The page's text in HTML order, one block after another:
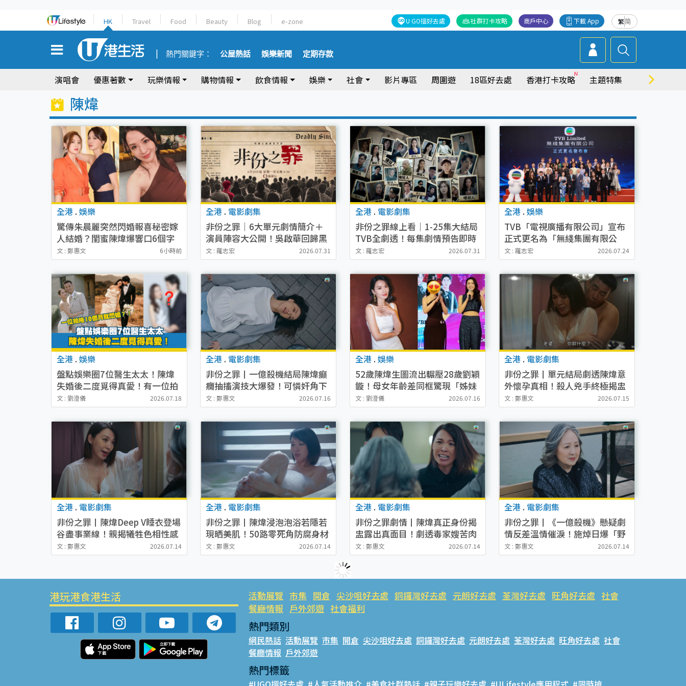
HK Travel Food Beauty Blog e-zone 繁简
下載 App
商戶中心
社群打卡攻略
U GO搵好去處
熱門關鍵字： 公屋熱話 娛樂新聞 定期存款
演唱會 優惠著數 玩樂情報 購物情報 飲食情報 娛樂 社會 影片專區 周圍遊 18區好去處 香港打卡攻略 主題特集 商場情報
陳煒
全港 . 娛樂
驚傳朱晨麗突然閃婚報喜秘密嫁
人結婚？閨蜜陳煒爆響口6個字
疑似洩密
文 : 鄭惠文 6小時前
全港 . 電影劇集
非份之罪｜6大單元劇情簡介＋
演員陣容大公開！吳啟華回歸黑
化演嚴父 陳煒盧宛茵爭產
文 : 羅志宏 2026.07.31
全港 . 電影劇集
非份之罪線上看｜1-25集大結局
TVB全劇透！每集劇情預告即時
更新
文 : 羅志宏 2026.07.31
全港 .娛樂
TVB「電視廣播有限公司」宣布
正式更名為「無綫集團有限公
司」 發布會現場陣容鼎盛
文 : 羅志宏 2026.07.24
全港 . 娛樂
盤點娛樂圈7位醫生太太！陳煒
失婚後二度覓得真愛！有一位拍
拖10個月就閃婚
文 : 劉澄儀 2026.07.18
全港 . 電影劇集
非份之罪丨一億殺機結局陳煒癲
癇抽搐演技大爆發！可憐奸角下
場超慘烈獲力推首奪視后
文 : 鄭惠文 2026.07.16
全港 . 娛樂
52歲陳煒生圖流出輾壓28歲劉穎
鏇！母女年齡差同框驚現「姊妹
感」震撼網民
文 : 劉澄儀 2026.07.16
全港 . 電影劇集
非份之罪丨單元結局劇透陳煒意
外懷孕真相！殺人兇手終極揭盅
曝驚天大反轉？
文 : 鄭惠文 2026.07.15
全港 . 電影劇集
非份之罪丨陳煒Deep V睡衣登場
谷盡事業線！親揭犧牲色相性感
戲背後隱憂
文 : 鄭惠文 2026.07.14
全港 . 電影劇集
非份之罪丨陳煒浸泡泡浴若隱若
現晒美肌！50路零死角防腐身材
獲封「沐浴巨星」
文 : 鄭惠文 2026.07.14
全港 . 電影劇集
非份之罪劇情丨陳煒真正身份揭
盅露出真面目！劇透毒家嫂苦肉
計再變臉屈死奶奶
文 : 鄭惠文 2026.07.14
全港 . 電影劇集
非份之罪丨《一億殺機》懸疑劇
情反差溫情催淚！施焯日爆「野
蠻嫲嫲」盧宛茵戲外極溫柔
文 : 鄭惠文 2026.07.14
港玩港食港生活 活動展覽 市集 開倉 尖沙咀好去處 銅鑼灣好去處 元朗好去處 荃灣好去處 旺角好去處 社會
餐廳情報 戶外郊遊 社會福利
熱門類別
網民熱話 活動展覽 市集 開倉 尖沙咀好去處 銅鑼灣好去處 元朗好去處 荃灣好去處 旺角好去處 社會
餐廳情報 戶外郊遊
熱門標籤